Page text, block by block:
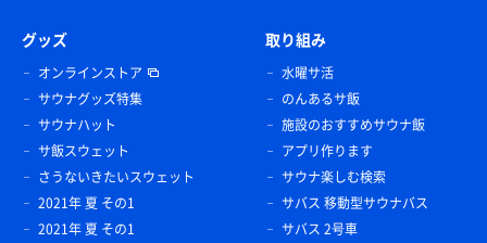
グッズ
オンラインストア
サウナグッズ特集
サウナハット
サ飯スウェット
さうないきたいスウェット
2021年 夏 その1
2021年 夏 その1
取り組み
水曜サ活
のんあるサ飯
施設のおすすめサウナ飯
アプリ作ります
サウナ楽しむ検索
サバス 移動型サウナバス
サバス 2号車